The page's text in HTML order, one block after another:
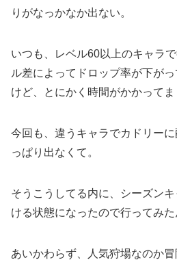
りがなっかなか出ない。
いつも、レベル60以上のキャラ
ル差によってドロップ率が下が
けど、とにかく時間がかかってま
今回も、違うキャラでカドリー
っぱり出なくて。
そうこうしてる内に、シーズン
ける状態になったので行ってみた
あいかわらず、人気狩場なのか